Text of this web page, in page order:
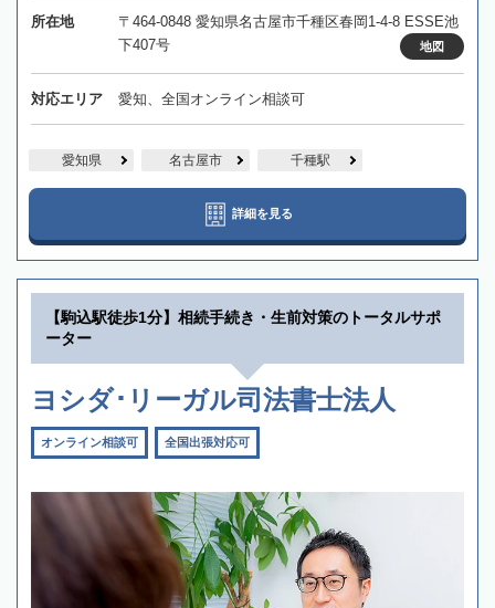
所在地
〒464-0848 愛知県名古屋市千種区春岡1-4-8 ESSE池
下407号
地図
対応エリア 愛知、全国オンライン相談可
愛知県 名古屋市 千種駅
詳細を見る
【駒込駅徒歩1分】相続手続き・生前対策のトータルサポ
ーター
ヨシダ･リーガル司法書士法人
オンライン相談可 全国出張対応可